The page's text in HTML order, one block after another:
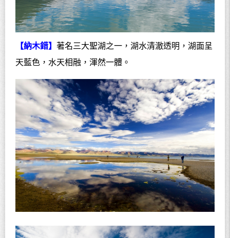
【納木錯】 著名三大聖湖之一，湖水清澈透明，湖面呈
天藍色，水天相融，渾然一體。